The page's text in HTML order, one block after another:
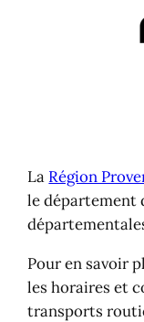
La Région
le département
Pour en savoir
les horaires et
transports